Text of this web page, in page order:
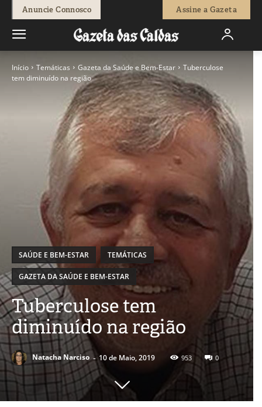
Anuncie Connosco Assine a Gazeta
Início Temáticas Gazeta da Saúde e Bem-Estar
Tuberculose
tem diminuído na região
SAÚDE E BEM-ESTAR TEMÁTICAS
GAZETA DA SAÚDE E BEM-ESTAR
Tuberculose tem
diminuído na região
Natacha Narciso - 10 de Maio, 2019 953 0